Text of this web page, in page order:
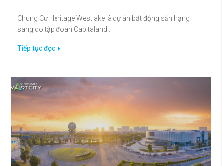
Chung Cư Heritage Westlake là dự án bất động sản hạng
sang do tập đoàn Capitaland...
Tiếp tục đọc